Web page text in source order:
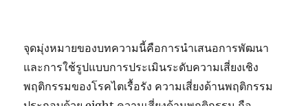
จุดมุ่งหมายของบทความนี้คือการนำเสนอการพัฒนา
และการใช้รูปแบบการประเมินระดับความเสี่ยงเชิง
พฤติกรรมของโรคไตเรื้อรัง ความเสี่ยงด้านพฤติกรรม